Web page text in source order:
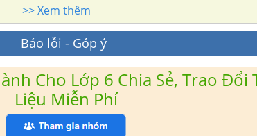
>> Xem thêm
Báo lỗi - Góp ý
Cho Lớp 6 Chia Sẻ, Trao Đổi
Liệu Miễn Phí